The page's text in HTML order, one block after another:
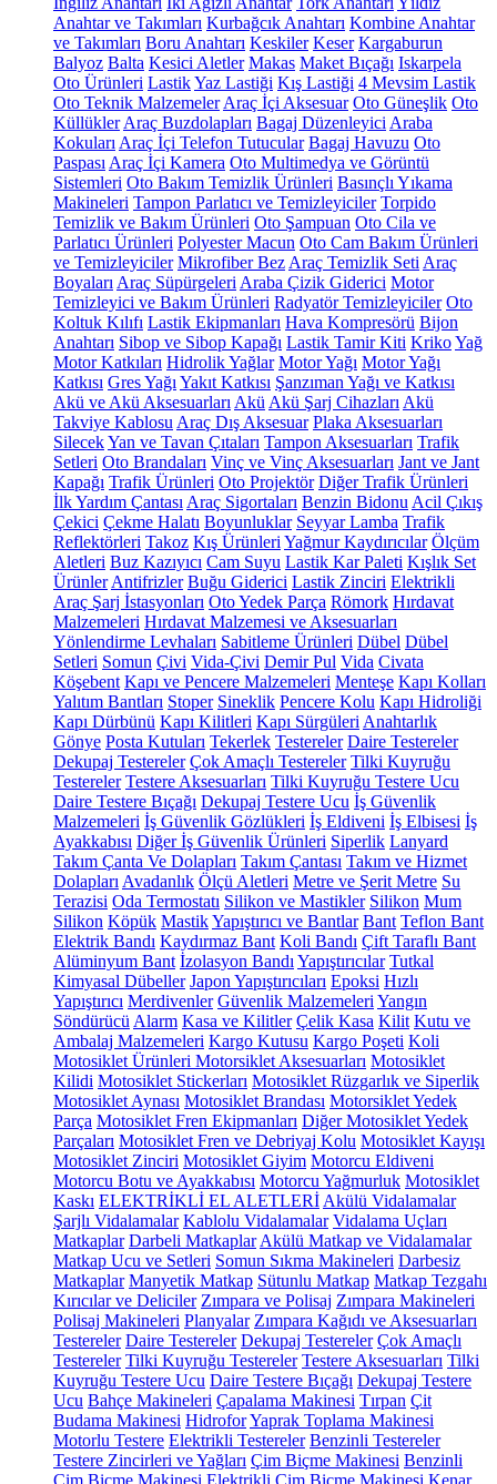
Anahtar ve Takımları Kurbağcık Anahtarı Kombine Anahtar
ve Takımları Boru Anahtarı Keskiler Keser Kargaburun
Balyoz Balta Kesici Aletler Makas Maket Bıçağı Iskarpela
Oto Ürünleri LastikYaz Lastiği Kış Lastiği 4 Mevsim Lastik
Oto Teknik Malzemeler Araç İçi Aksesuar Oto Güneşlik Oto
Küllükler Araç Buzdolapları Bagaj Düzenleyici Araba
Kokuları Araç İçi Telefon Tutucular Bagaj Havuzu Oto
Paspası Araç İçi Kamera Oto Multimedya ve Görüntü
Sistemleri Oto Bakım Temizlik Ürünleri Basınçlı Yıkama
Makineleri Tampon Parlatıcı ve Temizleyiciler Torpido
Temizlik ve Bakım Ürünleri Oto Şampuan Oto Cila ve
Parlatıcı Ürünleri Polyester Macun Oto Cam Bakım Ürünleri
ve Temizleyiciler Mikrofiber Bez Araç Temizlik Seti Araç
Boyaları Araç Süpürgeleri Araba Çizik Giderici Motor
Temizleyici ve Bakım Ürünleri Radyatör Temizleyiciler Oto
Koltuk Kılıfı Lastik Ekipmanları Hava Kompresörü Bijon
Anahtarı Sibop ve Sibop Kapağı Lastik Tamir Kiti KrikoYağ
Motor Katkıları Hidrolik Yağlar Motor Yağı Motor Yağı
Katkısı Gres Yağı Yakıt Katkısı Şanzıman Yağı ve Katkısı
Akü ve Akü Aksesuarları Akü Akü Şarj Cihazları Akü
Takviye Kablosu Araç Dış Aksesuar Plaka Aksesuarları
SilecekYan ve Tavan Çıtaları Tampon Aksesuarları Trafik
Setleri Oto Brandaları Vinç ve Vinç Aksesuarları Jant ve Jant
Kapağı Trafik Ürünleri Oto Projektör Diğer Trafik Ürünleri
İlk Yardım Çantası Araç Sigortaları Benzin Bidonu Acil Çıkış
Çekici Çekme Halatı Boyunluklar Seyyar Lamba Trafik
Reflektörleri Takoz Kış Ürünleri Yağmur Kaydırıcılar Ölçüm
Aletleri Buz Kazıyıcı Cam Suyu Lastik Kar Paleti Kışlık Set
Ürünler Antifrizler Buğu Giderici Lastik Zinciri Elektrikli
Araç Şarj İstasyonları Oto Yedek Parça Römork Hırdavat
Malzemeleri Hırdavat Malzemesi ve Aksesuarları
Yönlendirme Levhaları Sabitleme Ürünleri Dübel Dübel
Setleri Somun Çivi Vida-Çivi Demir Pul Vida Civata
Köşebent Kapı ve Pencere Malzemeleri Menteşe Kapı Kolları
Yalıtım Bantları Stoper Sineklik Pencere Kolu Kapı Hidroliği
Kapı Dürbünü Kapı Kilitleri Kapı Sürgüleri Anahtarlık
Gönye Posta Kutuları Tekerlek Testereler Daire Testereler
Dekupaj Testereler Çok Amaçlı Testereler Tilki Kuyruğu
Testereler Testere Aksesuarları Tilki Kuyruğu Testere Ucu
Daire Testere Bıçağı Dekupaj Testere Ucu İş Güvenlik
Malzemeleri İş Güvenlik Gözlükleri İş Eldiveni İş Elbisesi İş
Ayakkabısı Diğer İş Güvenlik Ürünleri Siperlik Lanyard
Takım Çanta Ve Dolapları Takım Çantası Takım ve Hizmet
Dolapları Avadanlık Ölçü Aletleri Metre ve Şerit Metre Su
Terazisi Oda Termostatı Silikon ve Mastikler Silikon Mum
Silikon Köpük MastikYapıştırıcı ve Bantlar Bant Teflon Bant
Elektrik Bandı Kaydırmaz Bant Koli Bandı Çift Taraflı Bant
Alüminyum Bant İzolasyon Bandı Yapıştırıcılar Tutkal
Kimyasal Dübeller Japon Yapıştırıcıları Epoksi Hızlı
Yapıştırıcı Merdivenler Güvenlik Malzemeleri Yangın
Söndürücü Alarm Kasa ve Kilitler Çelik Kasa Kilit Kutu ve
Ambalaj Malzemeleri Kargo Kutusu Kargo Poşeti Koli
Motosiklet Ürünleri Motorsiklet Aksesuarları Motosiklet
Kilidi Motosiklet Stickerları Motosiklet Rüzgarlık ve Siperlik
Motosiklet Aynası Motosiklet Brandası Motorsiklet Yedek
Parça Motosiklet Fren Ekipmanları Diğer Motosiklet Yedek
Parçaları Motosiklet Fren ve Debriyaj Kolu Motosiklet Kayışı
Motosiklet Zinciri Motosiklet Giyim Motorcu Eldiveni
Motorcu Botu ve Ayakkabısı Motorcu Yağmurluk Motosiklet
Kaskı ELEKTRİKLİ EL ALETLERİ Akülü Vidalamalar
Şarjlı Vidalamalar Kablolu Vidalamalar Vidalama Uçları
Matkaplar Darbeli Matkaplar Akülü Matkap ve Vidalamalar
Matkap Ucu ve Setleri Somun Sıkma Makineleri Darbesiz
Matkaplar Manyetik Matkap Sütunlu Matkap Matkap Tezgahı
Kırıcılar ve Deliciler Zımpara ve Polisaj Zımpara Makineleri
Polisaj Makineleri Planyalar Zımpara Kağıdı ve Aksesuarları
Testereler Daire Testereler Dekupaj Testereler Çok Amaçlı
Testereler Tilki Kuyruğu Testereler Testere Aksesuarları Tilki
Kuyruğu Testere Ucu Daire Testere Bıçağı Dekupaj Testere
Ucu Bahçe Makineleri Çapalama Makinesi Tırpan Çit
Budama Makinesi HidroforYaprak Toplama Makinesi
Motorlu Testere Elektrikli Testereler Benzinli Testereler
Testere Zincirleri ve Yağları Çim Biçme Makinesi Benzinli
Çim Biçme Makinesi Elektrikli Çim Biçme Makinesi Kenar